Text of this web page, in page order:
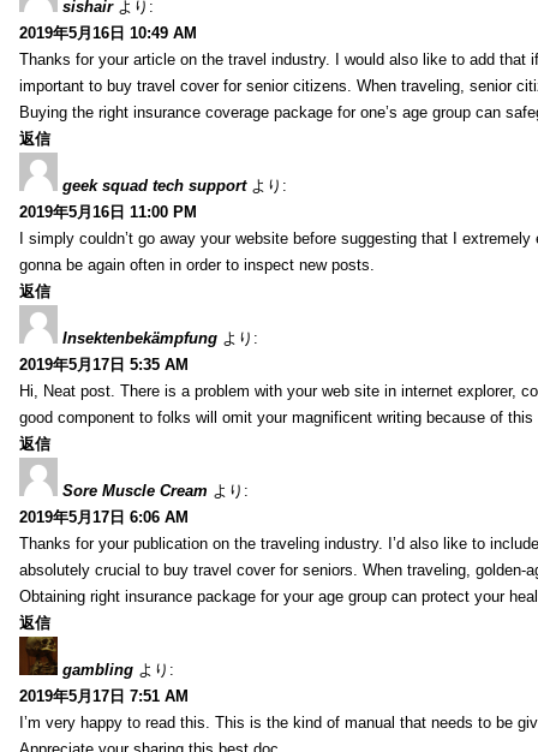
sishair より:
2019年5月16日 10:49 AM
Thanks for your article on the travel industry. I would also like to add that
important to buy travel cover for senior citizens. When traveling, senior
Buying the right insurance coverage package for one’s age group can
返信
geek squad tech support より:
2019年5月16日 11:00 PM
I simply couldn’t go away your website before suggesting that I
gonna be again often in order to inspect new posts.
返信
Insektenbekämpfung より:
2019年5月17日 5:35 AM
Hi, Neat post. There is a problem with your web site in internet explorer,
good component to folks will omit your magnificent writing because of this
返信
Sore Muscle Cream より:
2019年5月17日 6:06 AM
Thanks for your publication on the traveling industry. I’d also like to
absolutely crucial to buy travel cover for seniors. When traveling, golden-
Obtaining right insurance package for your age group can protect your
返信
gambling より:
2019年5月17日 7:51 AM
I’m very happy to read this. This is the kind of manual that needs to be
Appreciate your sharing this best doc.